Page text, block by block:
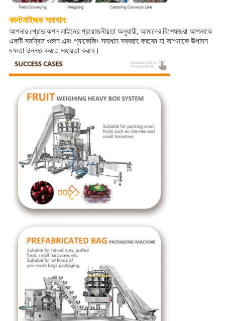
কাস্টমাইজড সমাধান:
আপনার প্রোডাকশন লাইনের প্রয়োজনীয়তা অনুযায়ী, আমাদের বিশেষজ্ঞরা আপনাকে
একটি সমন্বিত ওজন এবং প্যাকেজিং সমাধান সরবরাহ করবেন যা আপনাকে উত্পাদন
দক্ষতা উন্নত করতে সহায়তা করবে।